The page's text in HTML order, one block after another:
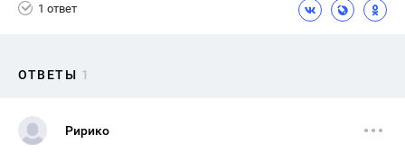
1 ответ
ОТВЕТЫ 1
Ририко